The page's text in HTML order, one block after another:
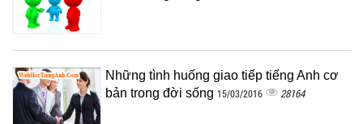
Những tình huống giao tiếp tiếng Anh cơ
bản trong đời sống 15/03/2016 28164